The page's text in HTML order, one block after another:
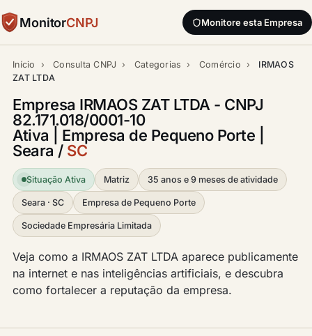
MonitorCNPJ Monitore esta Empresa
Início › Consulta CNPJ › Categorias › Comércio ›
IRMAOS
ZAT LTDA
Empresa IRMAOS ZAT LTDA - CNPJ
82.171.018/0001-10
Ativa | Empresa de Pequeno Porte |
Seara / SC
Situação Ativa Matriz 35 anos e 9 meses de atividade
Seara · SC Empresa de Pequeno Porte
Sociedade Empresária Limitada
Veja como a IRMAOS ZAT LTDA aparece publicamente
na internet e nas inteligências artificiais, e descubra
como fortalecer a reputação da empresa.